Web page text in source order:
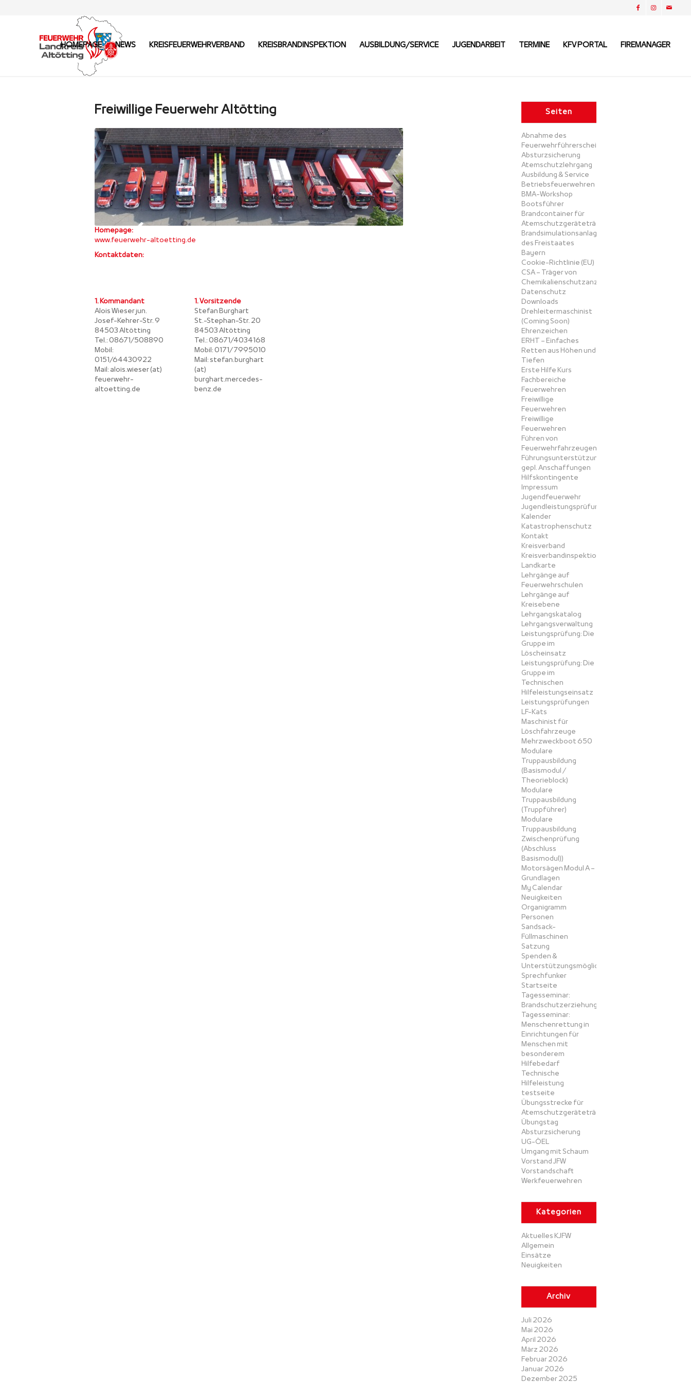
HOMEPAGE NEWS KREISFEUERWEHRVERBAND KREISBRANDINSPEKTION AUSBILDUNG/SERVICE JUGENDARBEIT TERMINE KFV PORTAL FIREMANAGER
Freiwillige Feuerwehr Altötting
Homepage:
www.feuerwehr-altoetting.de
Kontaktdaten:
1. Kommandant
Alois Wieser jun.
Josef-Kehrer-Str. 9
84503 Altötting
Tel.: 08671/508890
Mobil:
0151/64430922
Mail: alois.wieser (at)
feuerwehr-
altoetting.de
1. Vorsitzende
Stefan Burghart
St.-Stephan-Str. 20
84503 Altötting
Tel.: 08671/4034168
Mobil: 0171/7995010
Mail: stefan.burghart
(at)
burghart.mercedes-
benz.de
Seiten
Abnahme des
Feuerwehrführerscheins
Absturzsicherung
Atemschutzlehrgang
Ausbildung & Service
Betriebsfeuerwehren
BMA-Workshop
Bootsführer
Brandcontainer für
Atemschutzgeräteträger
Brandsimulationsanlage
des Freistaates
Bayern
Cookie-Richtlinie (EU)
CSA – Träger von
Chemikalienschutzanzügen
Datenschutz
Downloads
Drehleitermaschinist
(Coming Soon)
Ehrenzeichen
ERHT – Einfaches
Retten aus Höhen und
Tiefen
Erste Hilfe Kurs
Fachbereiche
Feuerwehren
Freiwillige
Feuerwehren
Freiwillige
Feuerwehren
Führen von
Feuerwehrfahrzeugen
Führungsunterstützung
gepl. Anschaffungen
Hilfskontingente
Impressum
Jugendfeuerwehr
Jugendleistungsprüfung
Kalender
Katastrophenschutz
Kontakt
Kreisverband
Kreisverbandinspektion
Landkarte
Lehrgänge auf
Feuerwehrschulen
Lehrgänge auf
Kreisebene
Lehrgangskatalog
Lehrgangsverwaltung
Leistungsprüfung: Die
Gruppe im
Löscheinsatz
Leistungsprüfung: Die
Gruppe im
Technischen
Hilfeleistungseinsatz
Leistungsprüfungen
LF-Kats
Maschinist für
Löschfahrzeuge
Mehrzweckboot 650
Modulare
Truppausbildung
(Basismodul /
Theorieblock)
Modulare
Truppausbildung
(Truppführer)
Modulare
Truppausbildung
Zwischenprüfung
(Abschluss
Basismodul))
Motorsägen Modul A –
Grundlagen
My Calendar
Neuigkeiten
Organigramm
Personen
Sandsack-
Füllmaschinen
Satzung
Spenden &
Unterstützungsmöglichkeiten
Sprechfunker
Startseite
Tagesseminar:
Brandschutzerziehung
Tagesseminar:
Menschenrettung in
Einrichtungen für
Menschen mit
besonderem
Hilfebedarf
Technische
Hilfeleistung
testseite
Übungsstrecke für
Atemschutzgeräteträger
Übungstag
Absturzsicherung
UG-ÖEL
Umgang mit Schaum
Vorstand JFW
Vorstandschaft
Werkfeuerwehren
Kategorien
Aktuelles KJFW
Allgemein
Einsätze
Neuigkeiten
Archiv
Juli 2026
Mai 2026
April 2026
März 2026
Februar 2026
Januar 2026
Dezember 2025